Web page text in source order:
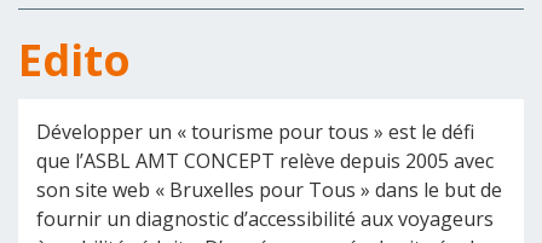
Edito
Développer un « tourisme pour tous » est le défi
que l’ASBL AMT CONCEPT relève depuis 2005 avec
son site web « Bruxelles pour Tous » dans le but de
fournir un diagnostic d’accessibilité aux voyageurs